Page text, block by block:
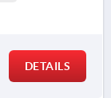
DETAILS